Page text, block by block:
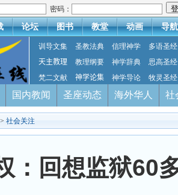
密码：
论坛 图书 教堂 动画 导航
训导文集 圣教法典 信理神学
多语圣经
天主教理
教理纲要 神学辞典
思高圣经
梵二文献
神学论集 神学导论 牧灵圣经
国内教闻 圣座动态 海外华人 社
> 社会关注
：回想监狱60